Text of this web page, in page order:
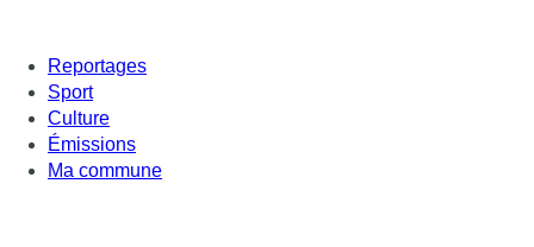
Reportages
Sport
Culture
Émissions
Ma commune